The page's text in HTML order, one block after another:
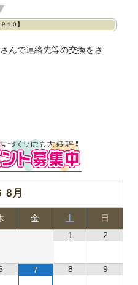
１０】
んで連絡先等の交換をさ
8月
金 土
日
1
2
7 8 9